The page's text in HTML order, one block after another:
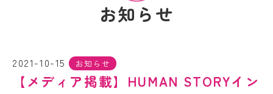
お知らせ
2021-10-15 お知らせ
【メディア掲載】HUMAN STORYイン